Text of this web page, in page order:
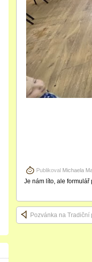
Publikoval Michaela
Je nám líto, ale
Pozvánka na Tradiční